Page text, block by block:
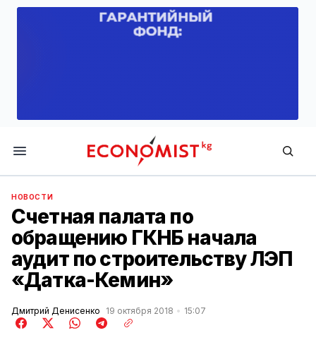
Economist.kg
НОВОСТИ
Счетная палата по
обращению ГКНБ начала
аудит по строительству ЛЭП
«Датка-Кемин»
Дмитрий Денисенко 19 октября 2018 15:07